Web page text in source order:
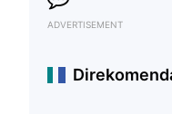
ADVERTISEMENT